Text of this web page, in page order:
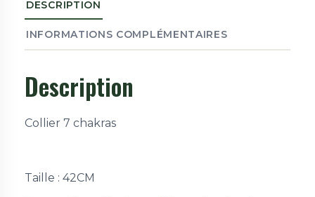
DESCRIPTION
INFORMATIONS COMPLÉMENTAIRES
Description
Collier 7 chakras
Taille : 42CM